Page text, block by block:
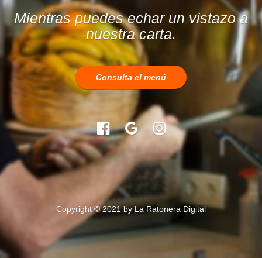
Mientras puedes echar un vistazo a
nuestra carta.
Consulta el menú
Copyright © 2021 byLa Ratonera Digital